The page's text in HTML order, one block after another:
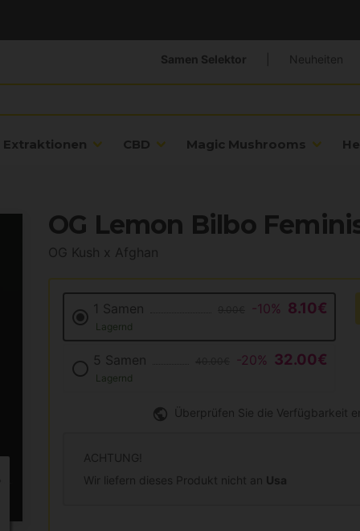
Extraktionen CBD Magic Mushrooms
Samen Selektor Neuheiten
OG Lemon Bilbo
OG Kush x Afghan
1 Samen -10% 8.10€
Lagernd
5 Samen -20% 32.00€
Lagernd
Überprüfen Sie die Verfügbarkeit
ACHTUNG!
Wir liefern dieses Produkt nicht an Usa